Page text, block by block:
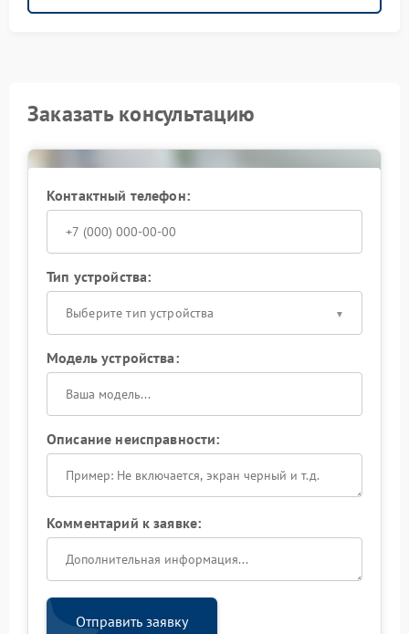
Заказать консультацию
Контактный телефон:
Тип устройства:
Выберите тип устройства
Модель устройства:
Описание неисправности:
Комментарий к заявке:
Отправить заявку